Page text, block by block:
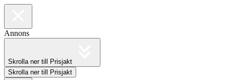
Annons
Skrolla ner till Prisjakt
Skrolla ner till Prisjakt